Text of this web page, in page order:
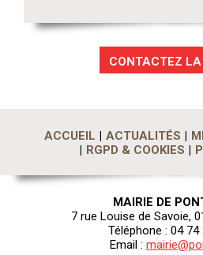
CONTACTEZ
ACCUEIL ACTUALITÉS
RGPD & COOKIES
MAIRIE DE
7 rue Louise de Savoie,
Téléphone : 04 74
Email :